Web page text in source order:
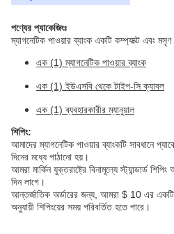
পণ্যের প্যাকেজিংঃ
ম্যাগনেটিক পাওয়ার ব্যাংক একটি কম্প্যাক্ট এবং
এক (1) ম্যাগনেটিক পাওয়ার ব্যাংক
এক (1) ইউএসবি থেকে টাইপ-সি ক্যাবল
এক (1) ব্যবহারকারীর ম্যানুয়াল
শিপিং:
আমাদের ম্যাগনেটিক পাওয়ার ব্যাংকটি সাবধানে
দিনের মধ্যে পাঠানো হয়।
আমরা মার্কিন যুক্তরাষ্ট্রে বিনামূল্যে স্ট্যান্ডার্ড
দিন লাগে।
আন্তর্জাতিক অর্ডারের জন্য, আমরা $ 10 এর
অনুযায়ী শিপিংয়ের সময় পরিবর্তিত হতে পারে।